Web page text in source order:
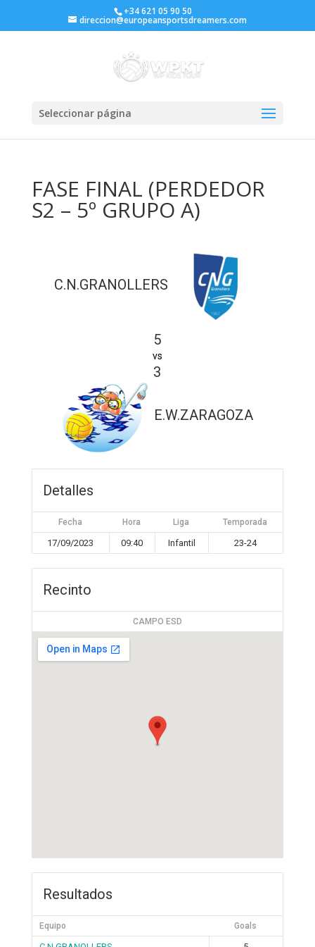
+34 621 05 90 50
direccion@europeansportsdreamers.com
Seleccionar página
FASE FINAL (PERDEDOR
S2 – 5º GRUPO A)
C.N.GRANOLLERS
5
vs
3
E.W.ZARAGOZA
Detalles
Fecha Hora Liga Temporada
17/09/2023 09:40 Infantil 23-24
Recinto
CAMPO ESD
Resultados
Equipo Goals